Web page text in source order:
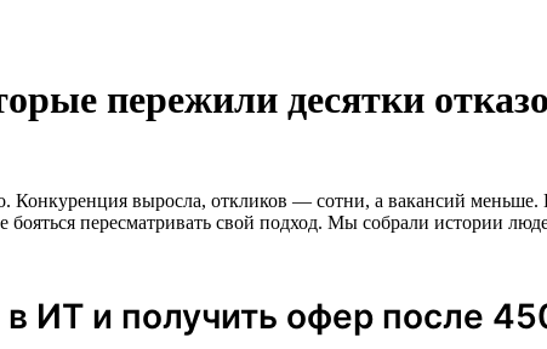
пережили десятки
Конкуренция выросла, откликов — сотни, а вакансий
бояться пересматривать свой подход. Мы собрали истории
ИТ и получить офер после